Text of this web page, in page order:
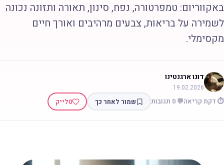
טמפרטורה, נפח, סינון, תאורה ותזונה נכונה
על בריאות, צבעים מרהיבים ואורך חיים
דוגו ארגנטינו
19.02.2026
דקת קריאה💬 0 תגובות שמור לאחר כך 0לייק